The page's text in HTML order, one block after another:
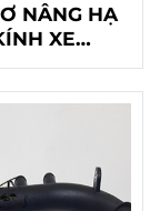
NÂNG HẠ
XE
MATIZ